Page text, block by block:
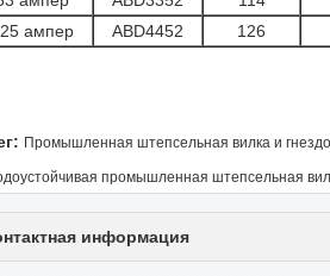
ампер
ABD4452 126
Промышленная штепсельная вилка и
промышленная штепсельная
информация